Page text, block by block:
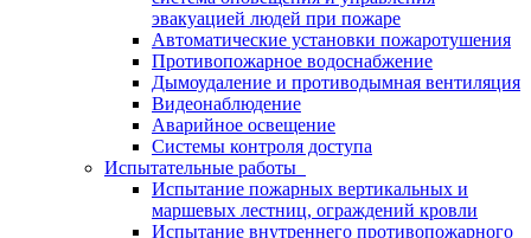
эвакуацией людей при пожаре
Автоматические установки пожаротушения
Противопожарное водоснабжение
Дымоудаление и противодымная вентиляция
Видеонаблюдение
Аварийное освещение
Системы контроля доступа
Испытательные работы
Испытание пожарных вертикальных и
маршевых лестниц, ограждений кровли
Испытание внутреннего противопожарного